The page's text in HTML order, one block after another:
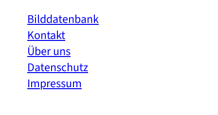
Bilddatenbank
Kontakt
Über uns
Datenschutz
Impressum